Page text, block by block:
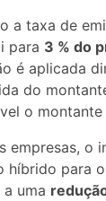
a taxa de
para 3 % do
é aplicada
do
o
empresas, o
híbrido para
uma